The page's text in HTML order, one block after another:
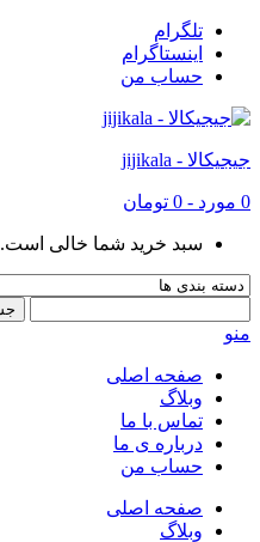
تلگرام
اینستاگرام
حساب من
جیجیکالا - jijikala
0 مورد - 0 تومان
سبد خرید شما خالی است.
منو
صفحه اصلی
وبلاگ
تماس با ما
درباره ی ما
حساب من
صفحه اصلی
وبلاگ